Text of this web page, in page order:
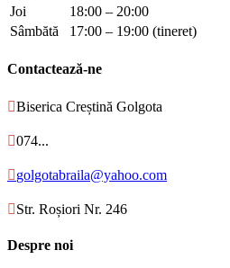
Joi
18:00 – 20:00
Sâmbătă
17:00 – 19:00 (tineret)
Contactează-ne
Biserica Creștină Golgota
074...
golgotabraila@yahoo.com
Str. Roșiori Nr. 246
Despre noi